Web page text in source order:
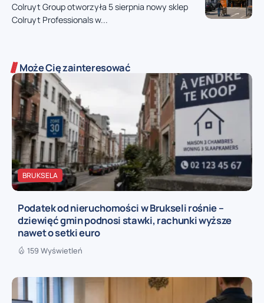
Colruyt Group otworzyła 5 sierpnia nowy sklep
Colruyt Professionals w...
Może Cię zainteresować
BRUKSELA
Podatek od nieruchomości w Brukseli rośnie –
dziewięć gmin podnosi stawki, rachunki wyższe
nawet o setki euro
159 Wyświetleń